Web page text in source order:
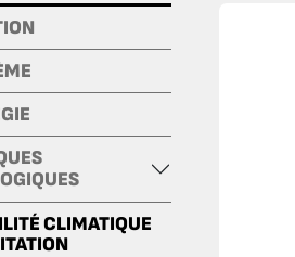
CLIMATIQUE